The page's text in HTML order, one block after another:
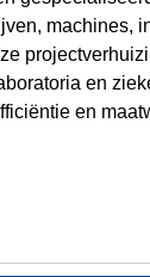
machines,
en
en